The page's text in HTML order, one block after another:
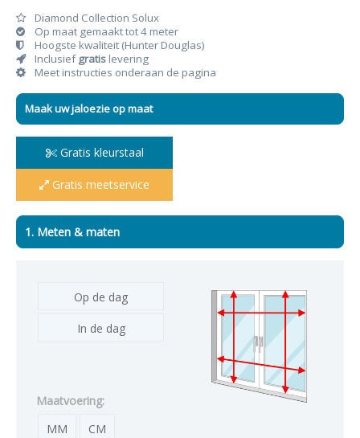
Diamond Collection Solux
Op maat gemaakt tot 4 meter
Hoogste kwaliteit (Hunter Douglas)
Inclusiefgratis levering
Meet instructies onderaan de pagina
Maak uw jaloezie op maat
Gratis kleurstaal
Gratis meetservice
1. Meten & maten
Op de dag
In de dag
Maatvoering:
MM
CM